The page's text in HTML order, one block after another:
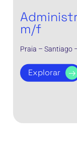
Verde
m/f
Praia – Santiago
Explorar